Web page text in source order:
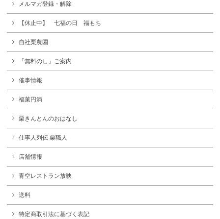
メルマガ登録・解除
【休止中】 七福の日 福もち
自社栗農園
「無料のし」ご案内
催事情報
福菓円満
栗きんとんのおはなし
仕事人列伝 栗職人
店舗情報
青空レストラン放映
送料
特定商取引法に基づく表記